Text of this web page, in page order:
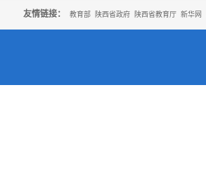
友情链接： 教育部 陕西省政府 陕西省教育厅 新华网